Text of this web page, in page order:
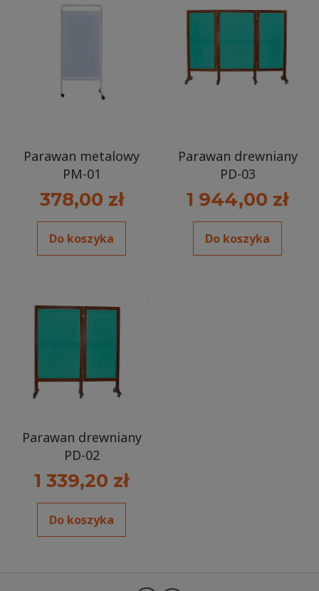
Parawan metalowy
PM-01
378,00 zł
Do koszyka
Parawan drewniany
PD-03
1 944,00 zł
Do koszyka
Parawan drewniany
PD-02
1 339,20 zł
Do koszyka